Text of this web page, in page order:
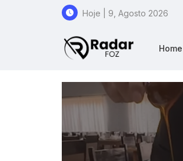
Hoje | 9, Agosto 2026
Home